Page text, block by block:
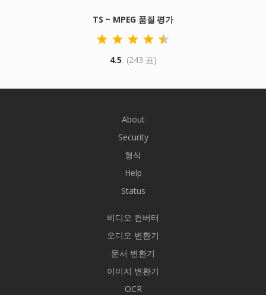
TS ~ MPEG 품질 평가
4.5 (243 표)
About
Security
형식
Help
Status
비디오 컨버터
오디오 변환기
문서 변환기
이미지 변환기
OCR